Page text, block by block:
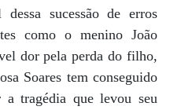
sucessão de erros
como o menino João
dor pela perda do filho,
Soares tem conseguido
tragédia que levou seu